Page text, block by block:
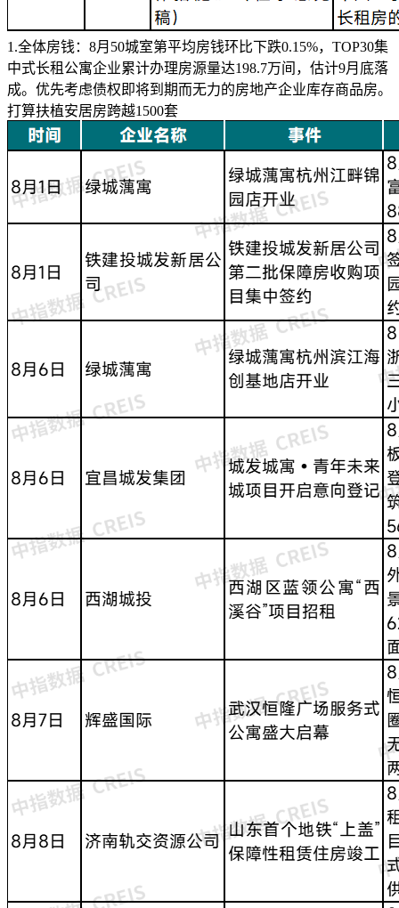
1.全体房钱：8月50城室第平均房钱环比下跌0.15%，TOP30集
中式长租公寓企业累计办理房源量达198.7万间，估计9月底落
成。优先考虑债权即将到期而无力的房地产企业库存商品房。
打算扶植安居房跨越1500套